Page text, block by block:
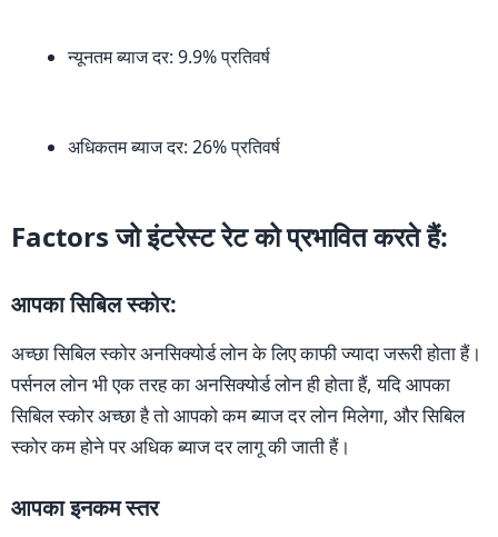
न्यूनतम ब्याज दर: 9.9% प्रतिवर्ष
अधिकतम ब्याज दर: 26% प्रतिवर्ष
Factors जो इंटरेस्ट रेट को प्रभावित करते हैं:
आपका सिबिल स्कोर:
अच्छा सिबिल स्कोर अनसिक्योर्ड लोन के लिए काफी ज्यादा जरूरी होता हैं।
पर्सनल लोन भी एक तरह का अनसिक्योर्ड लोन ही होता हैं, यदि आपका
सिबिल स्कोर अच्छा है तो आपको कम ब्याज दर लोन मिलेगा, और सिबिल
स्कोर कम होने पर अधिक ब्याज दर लागू की जाती हैं।
आपका इनकम स्तर